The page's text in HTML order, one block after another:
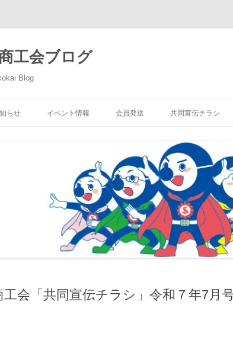
工会ブログ
Blog
らせ イベント情報 会員発送 共同宣伝チラシ
工会「共同宣伝チラシ」令和７年7月